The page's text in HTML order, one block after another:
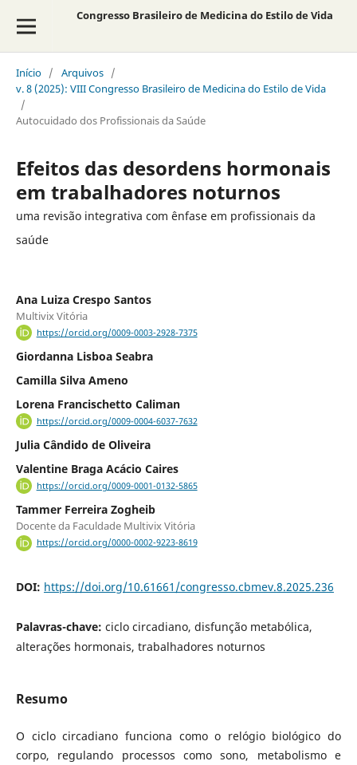
Congresso Brasileiro de Medicina do Estilo de Vida
Início / Arquivos /
v. 8 (2025): VIII Congresso Brasileiro de Medicina do Estilo de Vida
/
Autocuidado dos Profissionais da Saúde
Efeitos das desordens hormonais
em trabalhadores noturnos
uma revisão integrativa com ênfase em profissionais da
saúde
Ana Luiza Crespo Santos
Multivix Vitória
https://orcid.org/0009-0003-2928-7375
Giordanna Lisboa Seabra
Camilla Silva Ameno
Lorena Francischetto Caliman
https://orcid.org/0009-0004-6037-7632
Julia Cândido de Oliveira
Valentine Braga Acácio Caires
https://orcid.org/0009-0001-0132-5865
Tammer Ferreira Zogheib
Docente da Faculdade Multivix Vitória
https://orcid.org/0000-0002-9223-8619
DOI: https://doi.org/10.61661/congresso.cbmev.8.2025.236
Palavras-chave: ciclo circadiano, disfunção metabólica,
alterações hormonais, trabalhadores noturnos
Resumo
O ciclo circadiano funciona como o relógio biológico do
corpo, regulando processos como sono, metabolismo e